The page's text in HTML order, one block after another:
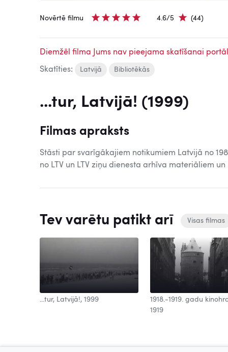
Novērtē filmu 4.6/5 (44)
Diemžēl filma Jums nav pieejama skatīšanai
Skatīties: Latvijā Bibliotēkās
...tur, Latvijā! (1999)
Filmas apraksts
Stāsti par svarīgākajiem notikumiem Latvijā no
no LTV un LTV ziņu dienesta arhīva materiāliem
Tev varētu patikt arī Visas filmas
...tur, Latvijā!, 1999
1918.-1919. gadu
1919